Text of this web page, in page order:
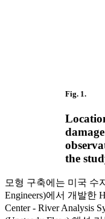
Fig. 1.
the
모형 구축에는 미국 수
Engineers)에서 개발한
Center - River Analysis